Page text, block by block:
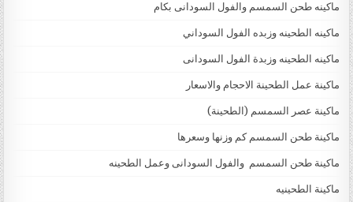
ماكينه طحن السمسم والفول السودانى بكام
ماكينه الطحينه وزبده الفول السوداني
ماكينه الطحينه وزبدة الفول السودانى
ماكينة عمل الطحينة الاحجام والاسعار
ماكينة عصر السمسم (الطحينة)
ماكينة طحن السمسم كم وزنها وسعرها
ماكينة طحن السمسم والفول السودانى وعمل الطحينه
ماكينة الطحينيه